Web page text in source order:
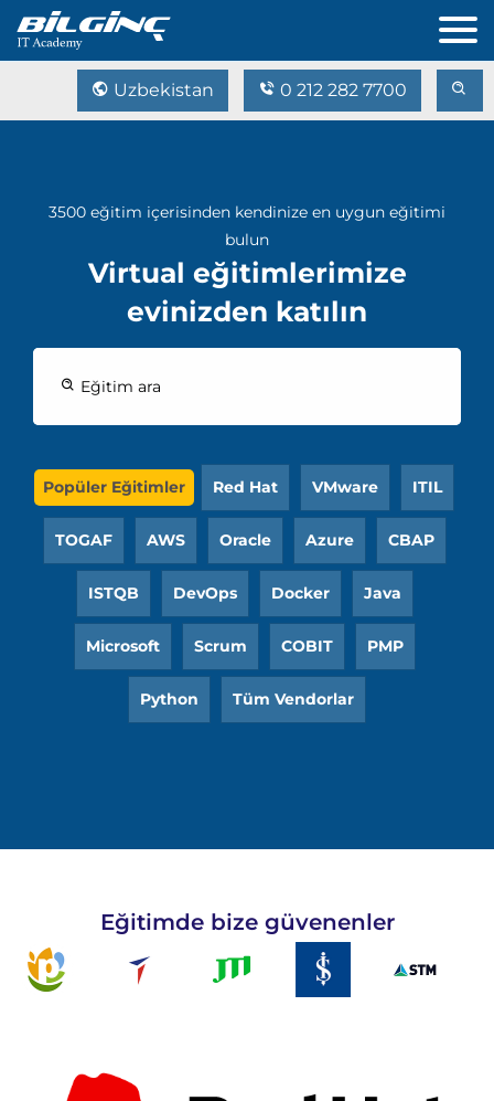
Uzbekistan 0 212 282 7700
3500 eğitim içerisinden kendinize en uygun eğitimi
bulun
Virtual eğitimlerimize
evinizden katılın
Eğitim ara
Popüler Eğitimler Red Hat VMware ITIL
TOGAF AWS Oracle Azure CBAP
ISTQB DevOps Docker Java
Microsoft Scrum COBIT PMP
Python Tüm Vendorlar
Eğitimde bize güvenenler